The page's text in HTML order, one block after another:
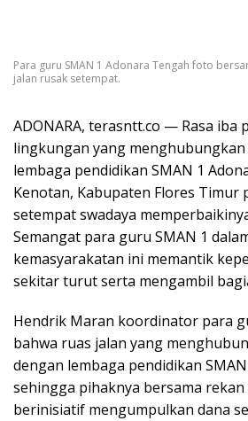
Para guru SMAN 1 Adonara Tengah foto
jalan rusak setempat.
ADONARA, terasntt.co — Rasa iba
lingkungan yang
lembaga pendidikan SMAN 1
Kenotan, Kabupaten Flores Timur
setempat swadaya
Semangat para guru SMAN 1
kemasyarakatan ini memantik
sekitar turut serta mengambil
Hendrik Maran koordinator para
bahwa ruas jalan yang
dengan lembaga pendidikan
sehingga pihaknya bersama
berinisiatif mengumpulkan dana